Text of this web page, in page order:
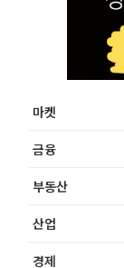
마켓
금융
부동산
산업
경제